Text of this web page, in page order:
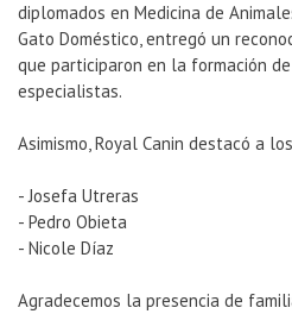
diplomados en Medicina de
Gato Doméstico, entregó un
que participaron en la formación
especialistas.
Asimismo, Royal Canin destacó a
- Josefa Utreras
- Pedro Obieta
- Nicole Díaz
Agradecemos la presencia de